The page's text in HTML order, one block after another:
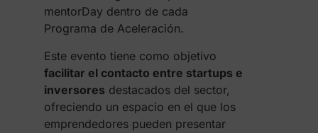
mentorDay dentro de cada
Programa de Aceleración.
Este evento tiene como objetivo
facilitar el contacto entre startups e
inversores destacados del sector,
ofreciendo un espacio en el que los
emprendedores pueden presentar